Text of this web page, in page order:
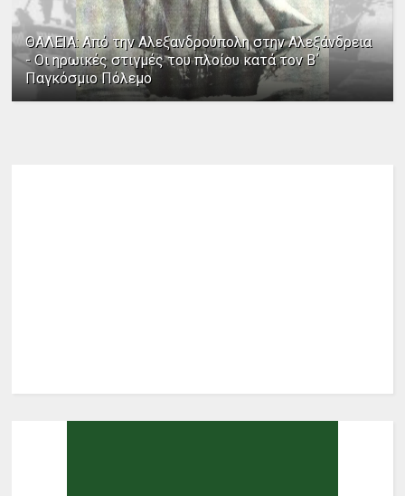
ΘΑΛΕΙΑ: Από την Αλεξανδρούπολη στην Αλεξάνδρεια
- Οι ηρωικές στιγμές του πλοίου κατά τον Β΄
Παγκόσμιο Πόλεμο